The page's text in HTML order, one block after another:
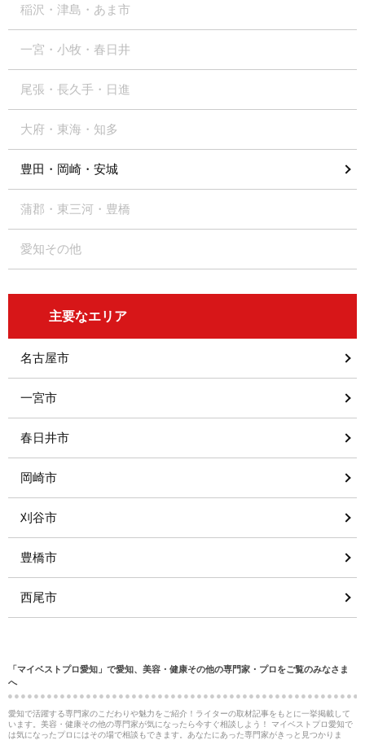
稲沢・津島・あま市
一宮・小牧・春日井
尾張・長久手・日進
大府・東海・知多
豊田・岡崎・安城
蒲郡・東三河・豊橋
愛知その他
主要なエリア
名古屋市
一宮市
春日井市
岡崎市
刈谷市
豊橋市
西尾市
「マイベストプロ愛知」で愛知、美容・健康その他の専門家・プロをご覧のみなさま
へ
愛知で活躍する専門家のこだわりや魅力をご紹介！ライターの取材記事をもとに一挙掲載して
います。美容・健康その他の専門家が気になったら今すぐ相談しよう！ マイベストプロ愛知で
は気になったプロにはその場で相談もできます。あなたにあった専門家がきっと見つかりま